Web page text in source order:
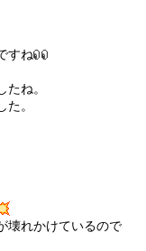
すね
ね。
。
壊れかけているので